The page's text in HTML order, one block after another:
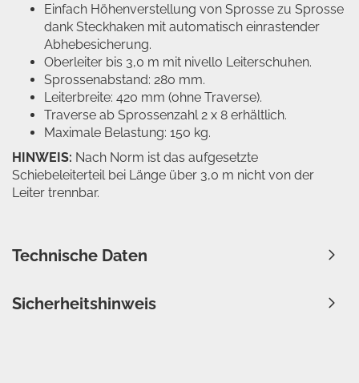
Einfach Höhenverstellung von Sprosse zu Sprosse
dank Steckhaken mit automatisch einrastender
Abhebesicherung.
Oberleiter bis 3,0 m mit nivello Leiterschuhen.
Sprossenabstand: 280 mm.
Leiterbreite: 420 mm (ohne Traverse).
Traverse ab Sprossenzahl 2 x 8 erhältlich.
Maximale Belastung: 150 kg.
HINWEIS: Nach Norm ist das aufgesetzte
Schiebeleiterteil bei Länge über 3,0 m nicht von der
Leiter trennbar.
Technische Daten
Sicherheitshinweis